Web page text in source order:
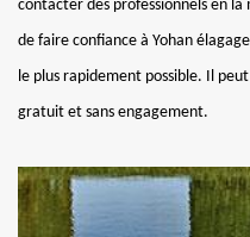
contacter des professionnels en
de faire confiance à Yohan
le plus rapidement possible. Il
gratuit et sans engagement.